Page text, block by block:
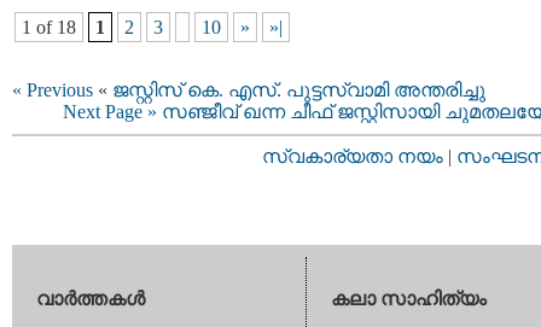
1 of 18 1 2 3 10 » »|
« Previous « ജസ്റ്റിസ് കെ. എസ്. പുട്ടസ്വാമി അന്തരിച്ചു
Next Page » സഞ്ജീവ് ഖന്ന ചീഫ് ജസ്റ്റിസായി
സ്വകാര്യതാ നയം |
വാര്‍ത്തകള്‍
കലാ സാഹിത്യം